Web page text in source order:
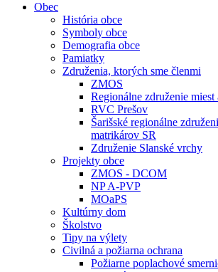
Obec
História obce
Symboly obce
Demografia obce
Pamiatky
Združenia, ktorých sme členmi
ZMOS
Regionálne združenie
RVC Prešov
Šarišské regionálne
matrikárov SR
Združenie Slanské vrchy
Projekty obce
ZMOS - DCOM
NP A-PVP
MOaPS
Kultúrny dom
Školstvo
Tipy na výlety
Civilná a požiarna ochrana
Požiarne poplachové